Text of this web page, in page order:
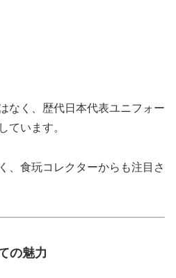
なく、歴代日本代表ユニフォー
ています。
、食玩コレクターからも注目さ
の魅力